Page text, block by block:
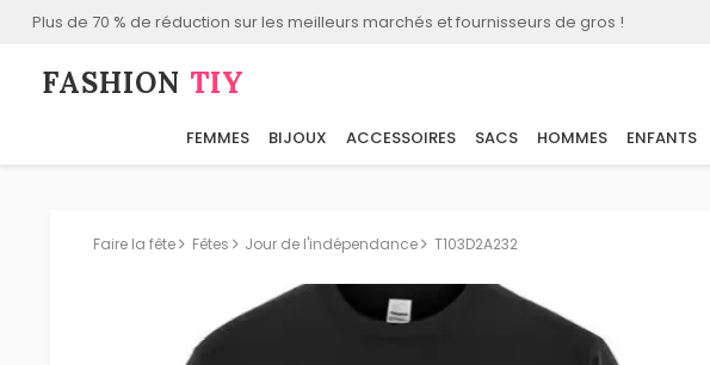
Plus de 70 % de réduction sur les meilleurs marchés et fournisseurs de gros !
FASHION⁠ TIY
FEMMES BIJOUX ACCESSOIRES SACS HOMMES ENFANTS
Faire la fête Fêtes Jour de l'indépendance T103D2A232